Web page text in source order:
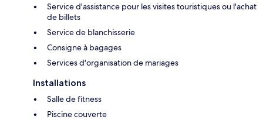
Service d'assistance pour les visites touristiques ou l'achat
de billets
Service de blanchisserie
Consigne à bagages
Services d'organisation de mariages
Installations
Salle de fitness
Piscine couverte